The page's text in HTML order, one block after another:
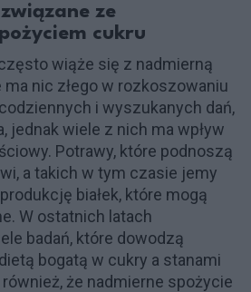
ze
cukru
wiąże się z nadmierną
nic złego w rozkoszowaniu
i wyszukanych dań,
jednak wiele z nich ma wpływ
Potrawy, które podnoszą
a takich w tym czasie jemy
białek, które mogą
W ostatnich latach
badań, które dowodzą
bogatą w cukry a stanami
że nadmierne spożycie